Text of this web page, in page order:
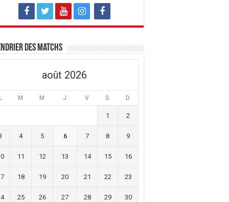
des matchs
août 2026
M M J V S D
1 2
4 5 6 7 8 9
11 12 13 14 15 16
18 19 20 21 22 23
25 26 27 28 29 30